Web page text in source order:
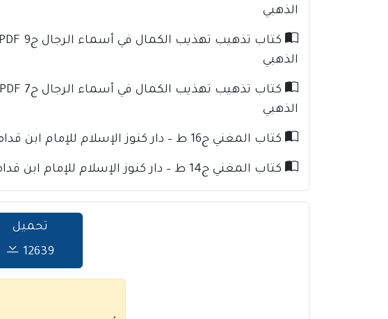
الذهبي
الذهبي
الذهبي
كتاب المغني ج16 ط – دار كنوز الإسلام للإمام ابن قدامة
كتاب المغني ج14 ط – دار كنوز الإسلام للإمام ابن قدامة
تحميل
12639